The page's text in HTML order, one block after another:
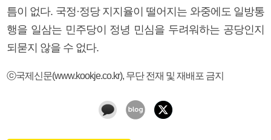
틈이 없다. 국정·정당 지지율이 떨어지는 와중에도 일방통
행을 일삼는 민주당이 정녕 민심을 두려워하는 공당인지
되묻지 않을 수 없다.
ⓒ국제신문(www.kookje.co.kr), 무단 전재 및 재배포 금지